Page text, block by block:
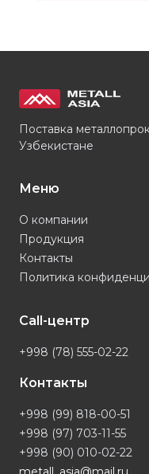
Поставка
Узбекистане
Меню
О компании
Продукция
Контакты
Политика
Call-центр
+998 (78) 555-02-22
Контакты
+998 (99) 818-00-51
+998 (97) 703-11-55
+998 (90) 010-02-22